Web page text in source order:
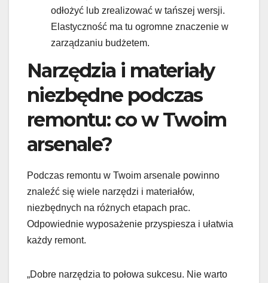
odłożyć lub zrealizować w tańszej wersji.
Elastyczność ma tu ogromne znaczenie w
zarządzaniu budżetem.
Narzędzia i materiały
niezbędne podczas
remontu: co w Twoim
arsenale?
Podczas remontu w Twoim arsenale powinno
znaleźć się wiele narzędzi i materiałów,
niezbędnych na różnych etapach prac.
Odpowiednie wyposażenie przyspiesza i ułatwia
każdy remont.
„Dobre narzędzia to połowa sukcesu. Nie warto